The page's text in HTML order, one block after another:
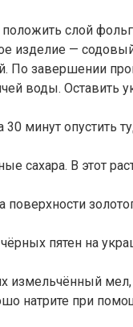
слой
изделие —
По завершении
воды. Оставить
минут опустить
сахара. В этот
пятен на
измельчённый
натрите при